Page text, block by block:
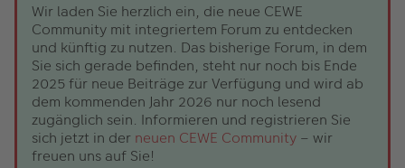
Wir laden Sie herzlich ein, die neue CEWE
Community mit integriertem Forum zu entdecken
und künftig zu nutzen. Das bisherige Forum, in dem
Sie sich gerade befinden, steht nur noch bis Ende
2025 für neue Beiträge zur Verfügung und wird ab
dem kommenden Jahr 2026 nur noch lesend
zugänglich sein. Informieren und registrieren Sie
sich jetzt in der neuen CEWE Community – wir
freuen uns auf Sie!